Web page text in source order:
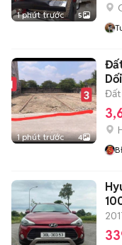
1 phút trước 5
1 phút trước 4
Đất